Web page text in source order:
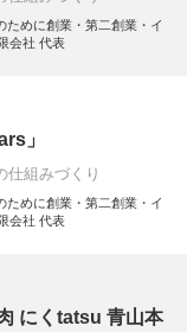
ために創業・第二創業・イ
会社 代表
」
仕組みづくり
ために創業・第二創業・イ
会社 代表
にくtatsu 青山本